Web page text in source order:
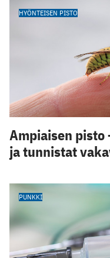
HYÖNTEISEN PISTO
Ampiaisen pisto
ja tunnistat
PUNKKI